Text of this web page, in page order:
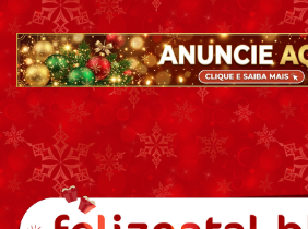
Pular para o conteúdo